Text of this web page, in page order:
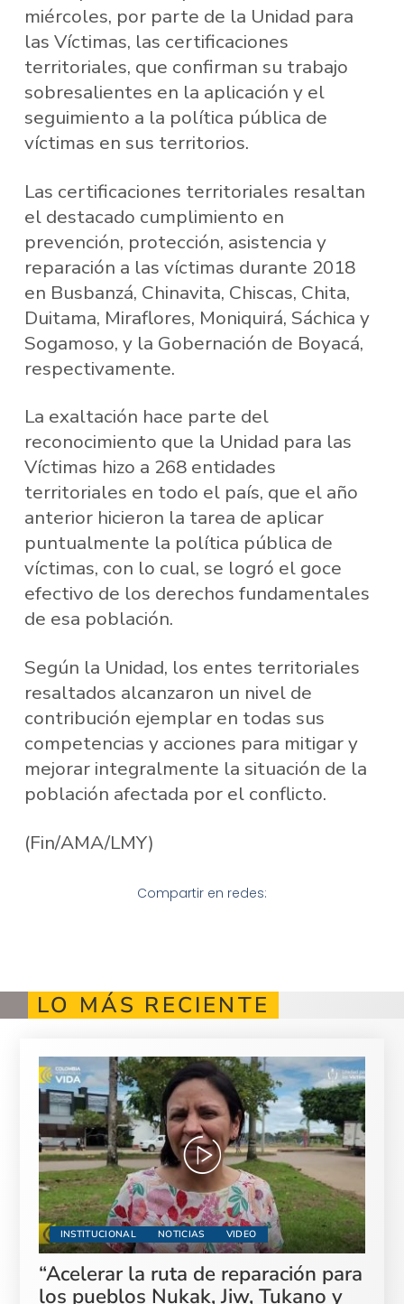
miércoles, por parte de la Unidad para
las Víctimas, las certificaciones
territoriales, que confirman su trabajo
sobresalientes en la aplicación y el
seguimiento a la política pública de
víctimas en sus territorios.
Las certificaciones territoriales resaltan
el destacado cumplimiento en
prevención, protección, asistencia y
reparación a las víctimas durante 2018
en Busbanzá, Chinavita, Chiscas, Chita,
Duitama, Miraflores, Moniquirá, Sáchica y
Sogamoso, y la Gobernación de Boyacá,
respectivamente.
La exaltación hace parte del
reconocimiento que la Unidad para las
Víctimas hizo a 268 entidades
territoriales en todo el país, que el año
anterior hicieron la tarea de aplicar
puntualmente la política pública de
víctimas, con lo cual, se logró el goce
efectivo de los derechos fundamentales
de esa población.
Según la Unidad, los entes territoriales
resaltados alcanzaron un nivel de
contribución ejemplar en todas sus
competencias y acciones para mitigar y
mejorar integralmente la situación de la
población afectada por el conflicto.
(Fin/AMA/LMY)
Compartir en redes:
LO MÁS RECIENTE
INSTITUCIONAL NOTICIAS VIDEO
“Acelerar la ruta de reparación para
los pueblos Nukak, Jiw, Tukano y